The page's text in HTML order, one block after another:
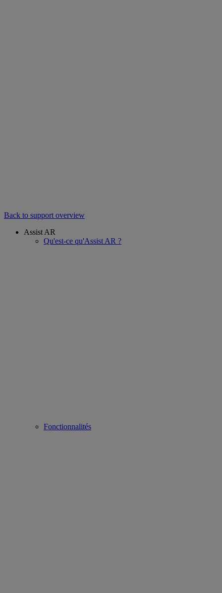
Back to support overview
Assist AR
Qu'est-ce qu'Assist AR ?
Fonctionnalités